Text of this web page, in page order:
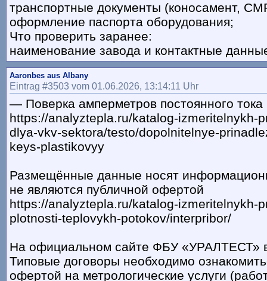
транспортные документы (коносамент,
оформление паспорта оборудования;
Что проверить заранее:
наименование завода и контактные
Aaronbes aus Albany
Eintrag #3503 vom 01.06.2026, 13:14:11 Uhr
— Поверка амперметров постоянного тока
https://analyztepla.ru/katalog-izmeritelnykh-
dlya-vkv-sektora/testo/dopolnitelnye-
keys-plastikovyy
Размещённые данные носят
не являются публичной офертой
https://analyztepla.ru/katalog-izmeritelnykh-
plotnosti-teplovykh-potokov/interpribor/
На официальном сайте ФБУ «УРАЛТЕСТ»
Типовые договоры необходимо
офертой на метрологические услуги